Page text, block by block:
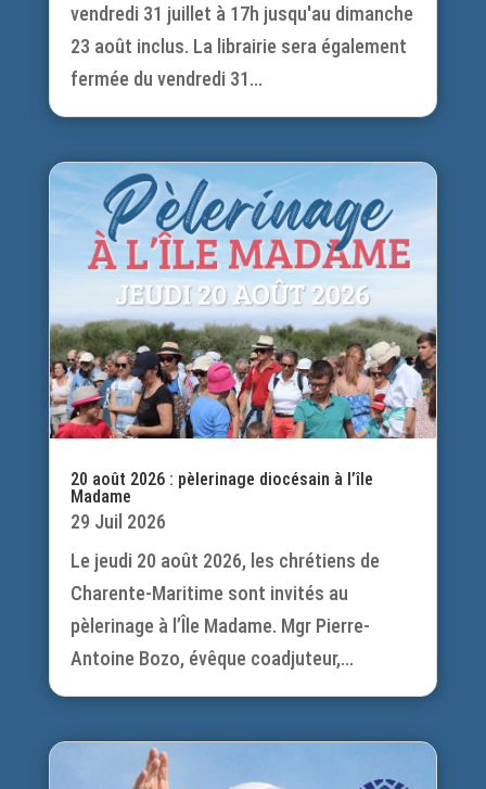
vendredi 31 juillet à 17h jusqu'au dimanche
23 août inclus. La librairie sera également
fermée du vendredi 31...
20 août 2026 : pèlerinage diocésain à l’île
Madame
29 Juil 2026
Le jeudi 20 août 2026, les chrétiens de
Charente-Maritime sont invités au
pèlerinage à l’Île Madame. Mgr Pierre-
Antoine Bozo, évêque coadjuteur,...